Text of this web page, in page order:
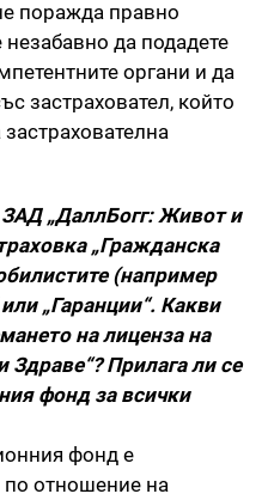
поражда правно
да подадете
органи и да
застраховател, който
„ДаллБогг: Живот и
„Гражданска
(например
„Гаранции“. Какви
на лиценза на
Прилага ли се
фонд за всички
фонд е
отношение на